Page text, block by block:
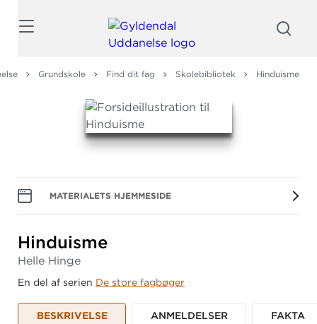
Grundskole Find dit fag Skolebibliotek Hinduisme
MATERIALETS HJEMMESIDE
Hinduisme
Helle Hinge
En del af serien De store fagbøger
BESKRIVELSE ANMELDELSER FAKTA